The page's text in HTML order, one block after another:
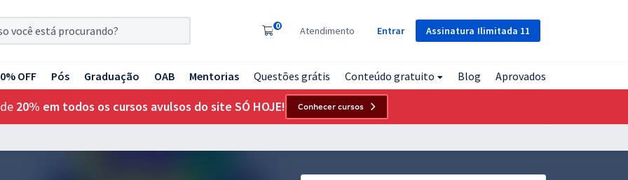
Assinatura Ilimitada 11
0 Atendimento Entrar
OFF Pós Graduação OAB Mentorias Questões grátis Conteúdo gratuito Blog Aprovados
20% em todos os cursos avulsos do site SÓ HOJE! Conhecer cursos